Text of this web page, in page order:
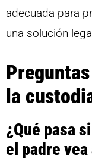
adecuada para
una solución
la
¿Qué pasa
el padre